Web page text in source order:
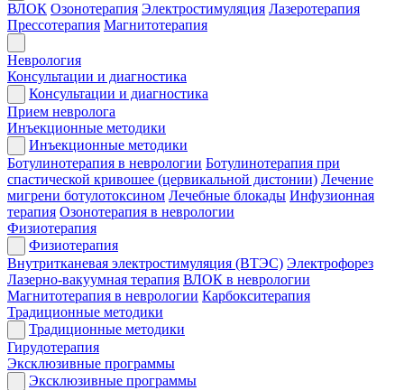
ВЛОК Озонотерапия Электростимуляция Лазеротерапия
Прессотерапия Магнитотерапия
Неврология
Консультации и диагностика
Консультации и диагностика
Прием невролога
Инъекционные методики
Инъекционные методики
Ботулинотерапия в неврологии Ботулинотерапия при
спастической кривошее (цервикальной дистонии) Лечение
мигрени ботулотоксином Лечебные блокады Инфузионная
терапия Озонотерапия в неврологии
Физиотерапия
Физиотерапия
Внутритканевая электростимуляция (ВТЭС) Электрофорез
Лазерно-вакуумная терапия ВЛОК в неврологии
Магнитотерапия в неврологии Карбокситерапия
Традиционные методики
Традиционные методики
Гирудотерапия
Эксклюзивные программы
Эксклюзивные программы